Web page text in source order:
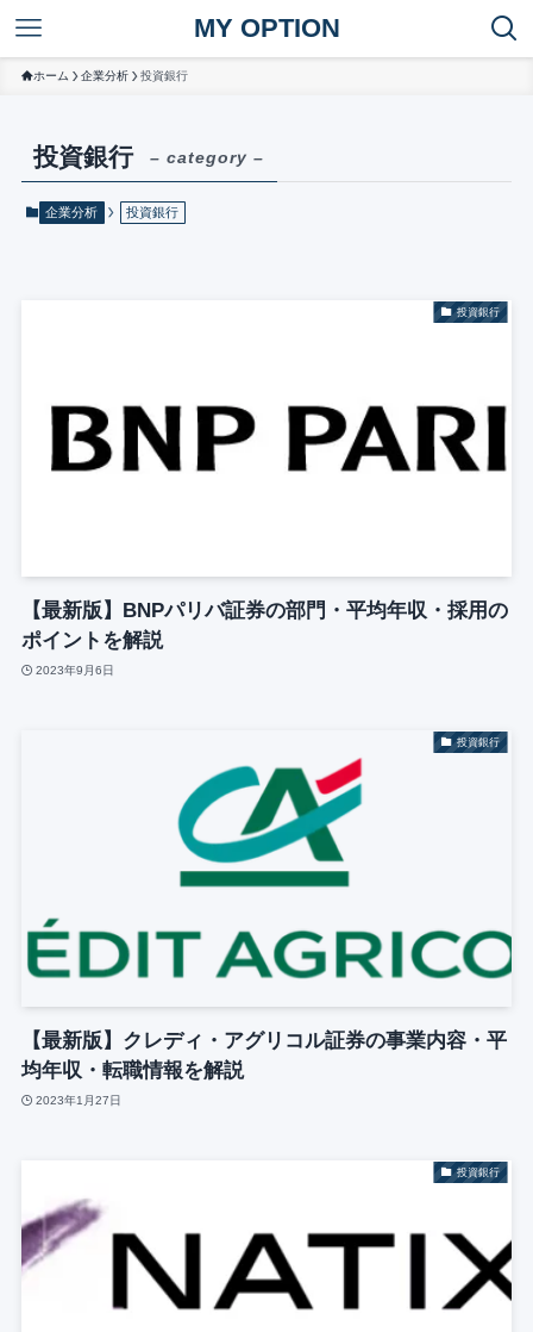
MY OPTION
ホーム 企業分析 投資銀行
投資銀行 – category –
企業分析 投資銀行
投資銀行
【最新版】BNPパリバ証券の部門・平均年収・採用の
ポイントを解説
2023年9月6日
投資銀行
【最新版】クレディ・アグリコル証券の事業内容・平
均年収・転職情報を解説
2023年1月27日
投資銀行